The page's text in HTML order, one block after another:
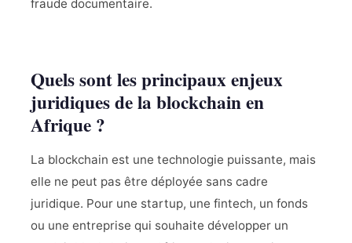
fraude documentaire.
Quels sont les principaux enjeux
juridiques de la blockchain en
Afrique ?
La blockchain est une technologie puissante, mais
elle ne peut pas être déployée sans cadre
juridique. Pour une startup, une fintech, un fonds
ou une entreprise qui souhaite développer un